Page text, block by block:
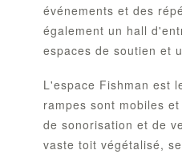
événements et des
également un hall
espaces de soutien et
L'espace Fishman est
rampes sont mobiles
de sonorisation et de
vaste toit végétalisé,